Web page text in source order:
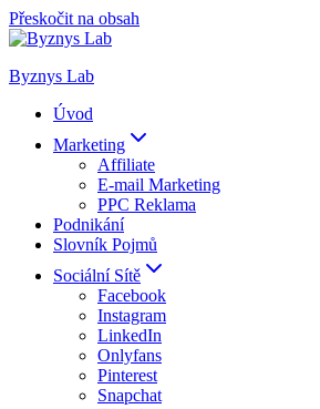
Přeskočit na obsah
Byznys Lab
Úvod
Marketing
Affiliate
E-mail Marketing
PPC Reklama
Podnikání
Slovník Pojmů
Sociální Sítě
Facebook
Instagram
LinkedIn
Onlyfans
Pinterest
Snapchat